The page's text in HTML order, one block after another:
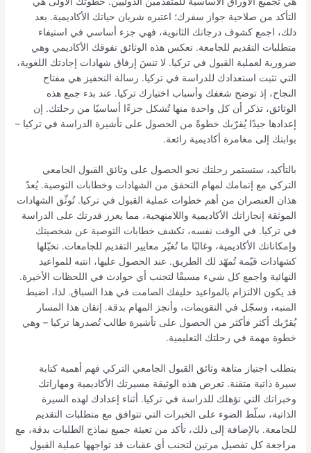
التأكد من صلاحية جواز سفرك؛ اعتبره شريان حياتك الأكاديمية. بعد
ذلك، اجمع كشوف درجاتك الثانوية، فهي جزء أساسي في استيفاء
متطلبات التقديم للجامعة. تعكس هذه الوثائق تفوقك الأكاديمي وهي
ضرورية لعملية القبول في تركيا. لا تنسَ إرفاق شهادات إجادتك اللغوية،
التي تثبت استعدادك للدراسة في تركيا. رسالة التحفيز هي مفتاح
النجاح، إذ توضح شغفك وأسباب اختيارك تركيا. عند بدء جمع هذه
الوثائق، تذكر أن كل واحدة منها تُشكل جزءًا أساسيًا من رحلتك. إن
إعدادها جيدًا يُقرّبك خطوةً من الحصول على تأشيرة الدراسة في تركيا –
بوابتك إلى مغامرة أكاديمية رائعة.
بالتأكيد، ستستمر رحلتك نحو الحصول على وثائق القبول الجامعي
التركي مع إتمامك لمهام التحقق من الشهادات وخطابات التوصية. يُعدّ
هذان العنصران من أهم خطوات عملية القبول في تركيا. تُوثّق الشهادات
الموثقة إنجازاتك الأكاديمية واللامنهجية، مما يعزز قدرتك على الدراسة
في تركيا. في الوقت نفسه، تكشف خطابات التوصية عن شخصيتك
وإمكاناتك الأكاديمية، وغالبًا ما تُغيّر معايير التقديم للجامعات. تخيّلها
كشهادات قيّمة تُمهّد لك الطريق. عند الحصول عليها، انتبه للمواعيد
النهائية واجمع كل شيء مسبقًا لتجنب أي حوادث في اللحظات الأخيرة.
قد يكون الالتزام بالمواعيد حليفك الصامت في هذا السباق. لذا، اضبط
المنبه، وسجّل في التقويمات، وأنجز المهام بدقة. إتقان هذا المسار
يُقرّبك أكثر فأكثر من الحصول على تأشيرة طالب تُصدرها تركيا – وهي
خطوة مهمة في رحلتك التعليمية.
يتطلب اجتياز متاهة وثائق القبول الجامعي التركي فهم أهمية كتابة
سيرة ذاتية متقنة. تعرض هذه الوثيقة مسيرتك الأكاديمية ومهاراتك
وخبراتك التي تؤهلك للدراسة في تركيا. أثناء إعدادك لهذه السيرة
الذاتية، سلّط الضوء على الخبرات التي تتوافق مع متطلبات التقديم
للجامعة. بالإضافة إلى ذلك، تأكد من تعبئة جميع نماذج الطلبات بدقة، مع
مراجعة كل تفصيل مرتين لتجنب أي عقبات قد تواجهها عملية القبول